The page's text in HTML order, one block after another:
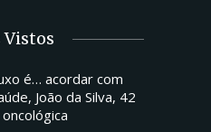
Vistos
é… acordar com
João da Silva, 42